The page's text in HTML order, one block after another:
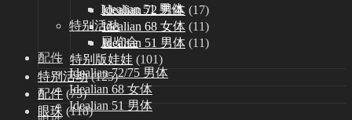
Idealian 51 男体
特别活动
展览会
配件
Idealian 72/75 男体
Idealian 68 女体
Idealian 51 男体
Idealian 72 男体 (17)
Idealian 68 女体 (11)
Idealian 51 男体 (11)
特别版娃娃 (101)
特别活动 (125)
配件 (75)
眼珠 (118)